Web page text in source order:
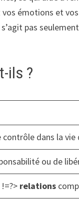
émotions et
pas
ils ?
contrôle dans la
ou de
relations